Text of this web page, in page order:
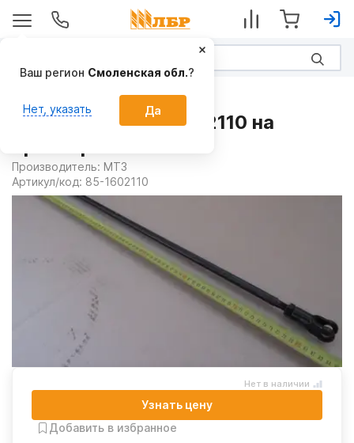
Тяга в сборе 85-1602110 на
Производитель: МТЗ
Артикул/код: 85-1602110
Нет в наличии
Узнать цену
Добавить в избранное
Ваш регион Смоленская обл.?
Нет, указать Да